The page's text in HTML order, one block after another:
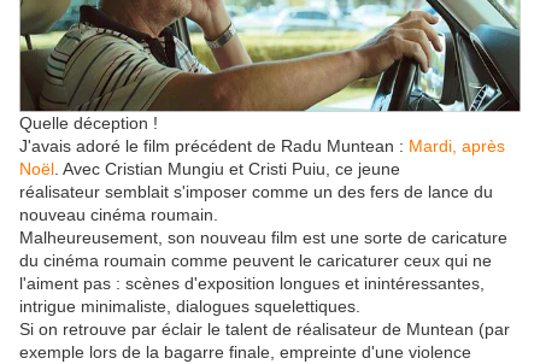
Quelle déception !
J'avais adoré le film précédent de Radu Muntean : Mardi, après
Noël . Avec Cristian Mungiu et Cristi Puiu, ce jeune
réalisateur semblait s'imposer comme un des fers de lance du
nouveau cinéma roumain.
Malheureusement, son nouveau film est une sorte de caricature
du cinéma roumain comme peuvent le caricaturer ceux qui ne
l'aiment pas : scènes d'exposition longues et inintéressantes,
intrigue minimaliste, dialogues squelettiques.
Si on retrouve par éclair le talent de réalisateur de Muntean (par
exemple lors de la bagarre finale, empreinte d'une violence